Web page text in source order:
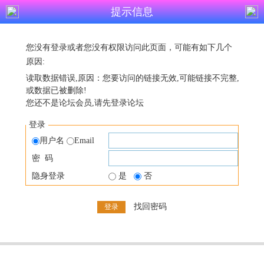
提示信息
您没有登录或者您没有权限访问此页面，可能有如下几个
原因:
读取数据错误,原因：您要访问的链接无效,可能链接不完整,
或数据已被删除!
您还不是论坛会员,请先登录论坛
登录
用户名
Email
密 码
隐身登录
是 否
找回密码